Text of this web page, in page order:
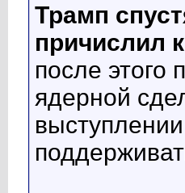
Трамп
причислил
после
ядерной